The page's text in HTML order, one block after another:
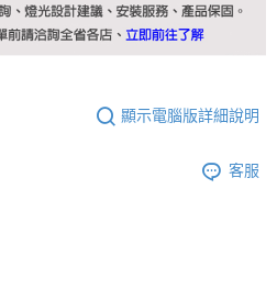
顯示電腦版詳細說明
客服